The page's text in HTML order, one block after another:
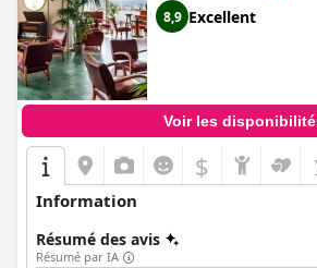
8,9 Excellent
Voir les
$
Information
Résumé des avis
Résumé par IA